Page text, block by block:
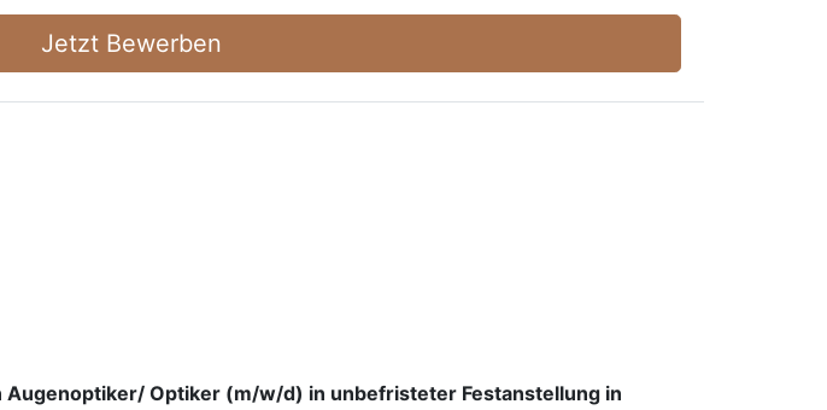
Jetzt Bewerben
Optiker (m/w/d) in unbefristeter Festanstellung in